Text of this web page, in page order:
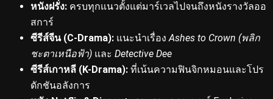
หนังฝรั่ง: ครบทุกแนวตั้งแต่มาร์เวลไปจนถึงหนังรางวัลออ
สการ์
ซีรีส์จีน (C-Drama): แนะนำเรื่องAshes to Crown (พลิก
ชะตาเหนือฟ้า) และ Detective Dee
ซีรีส์เกาหลี (K-Drama): ที่เน้นความฟินจิกหมอนและโปร
ดักชันอลังการ